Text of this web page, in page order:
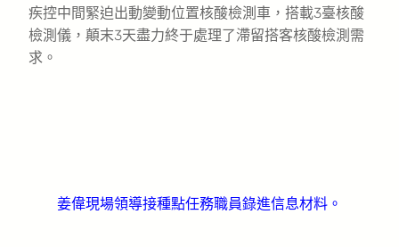
疾控中間緊迫出動變動位置核酸檢測車，搭載3臺核酸
檢測儀，顛末3天盡力終于處理了滯留搭客核酸檢測需
求。
姜偉現場領導接種點任務職員錄進信息材料。